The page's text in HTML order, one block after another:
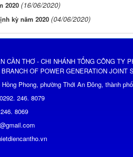
2020 (16/06/2020)
kỳ năm 2020 (04/06/2020)
CẦN THƠ - CHI NHÁNH TỔNG CÔNG TY
OF POWER GENERATION JOINT
Phong, phường Thới An Đông, thành
246. 8079
8069